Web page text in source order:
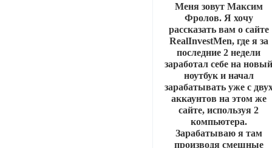
Меня зовут Максим
Фролов. Я хочу
рассказать вам о сайте
RealInvestMen, где я за
последние 2 недели
заработал себе на
ноутбук и начал
зарабатывать уже с
аккаунтов на этом же
сайте, используя 2
компьютера.
Зарабатываю я там
производя смешные